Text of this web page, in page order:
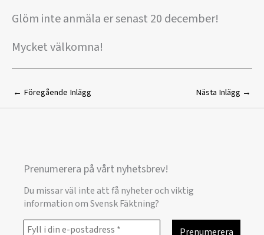
Glöm inte anmäla er senast 20 december!
Mycket välkomna!
← Föregående Inlägg Nästa Inlägg →
Prenumerera på vårt nyhetsbrev!
Du missar väl inte att få nyheter och viktig
information om Svensk Fäktning?